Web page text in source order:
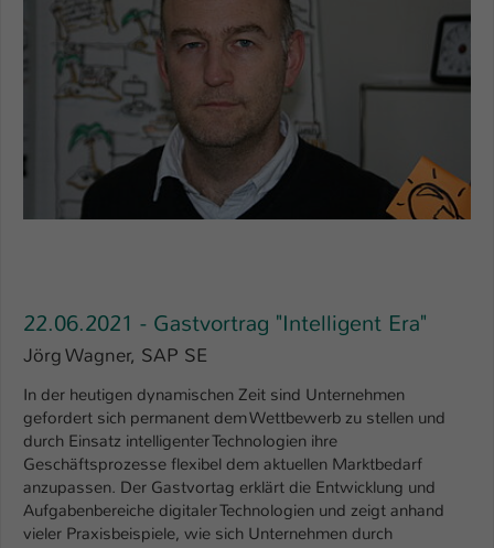
22.06.2021 - Gastvortrag "Intelligent Era"
Jörg Wagner, SAP SE
In der heutigen dynamischen Zeit sind Unternehmen
gefordert sich permanent dem Wettbewerb zu stellen und
durch Einsatz intelligenter Technologien ihre
Geschäftsprozesse flexibel dem aktuellen Marktbedarf
anzupassen. Der Gastvortag erklärt die Entwicklung und
Aufgabenbereiche digitaler Technologien und zeigt anhand
vieler Praxisbeispiele, wie sich Unternehmen durch